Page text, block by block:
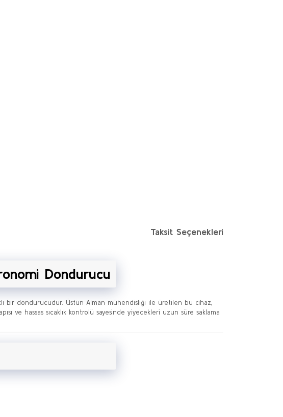
Taksit Seçenekleri
Dondurucu
bir dondurucudur. Üstün Alman mühendisliği ile üretilen bu cihaz,
ve hassas sıcaklık kontrolü sayesinde yiyecekleri uzun süre saklama